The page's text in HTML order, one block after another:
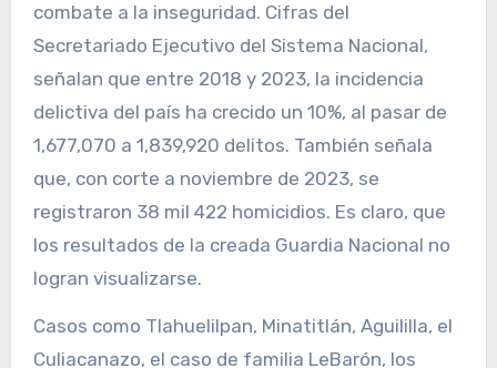
combate a la inseguridad. Cifras del
Secretariado Ejecutivo del Sistema Nacional,
señalan que entre 2018 y 2023, la incidencia
delictiva del país ha crecido un 10%, al pasar de
1,677,070 a 1,839,920 delitos. También señala
que, con corte a noviembre de 2023, se
registraron 38 mil 422 homicidios. Es claro, que
los resultados de la creada Guardia Nacional no
logran visualizarse.
Casos como Tlahuelilpan, Minatitlán, Aguililla, el
Culiacanazo, el caso de familia LeBarón, los